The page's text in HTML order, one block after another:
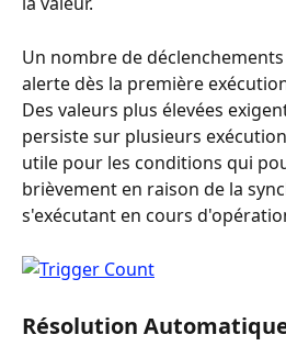
Un nombre de
alerte dès la première
Des valeurs plus élevées
persiste sur plusieurs
utile pour les conditions qui
brièvement en raison de la
s'exécutant en cours
Résolution